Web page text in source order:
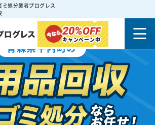
処分業者プログレス
20%OFF
キャンペーン中
青森県平内町の